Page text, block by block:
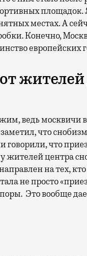
площадок.
местах. А
Конечно,
европейских
жителей
ведь москвичи
что
говорили, что
у жителей центра
на тех,
не просто
Это вообще